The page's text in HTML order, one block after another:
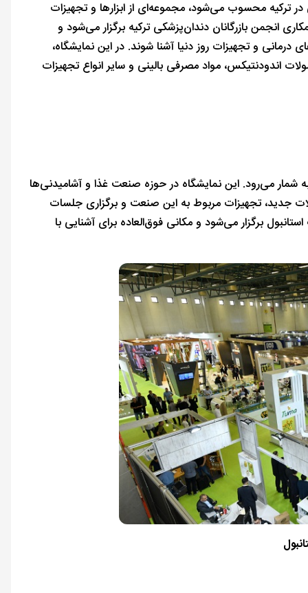
در ترکیه محسوب می‌شود، مجموعه‌ای از ابزارها و تجهیزات
انجمن بازرگانان دندان‌پزشکی ترکیه برگزار می‌شود و
و تجهیزات روز دنیا آشنا شوند. در این نمایشگاه،
اندودنتیکس، مواد مصرفی بالینی و سایر انواع تجهیزات
شمار می‌رود. این نمایشگاه در حوزه صنعت غذا و آشامیدنی‌ها
جدید، تجهیزات مربوط به این صنعت و برگزاری جلسات
برگزار می‌شود و مکانی فوق‌العاده برای آشنایی با